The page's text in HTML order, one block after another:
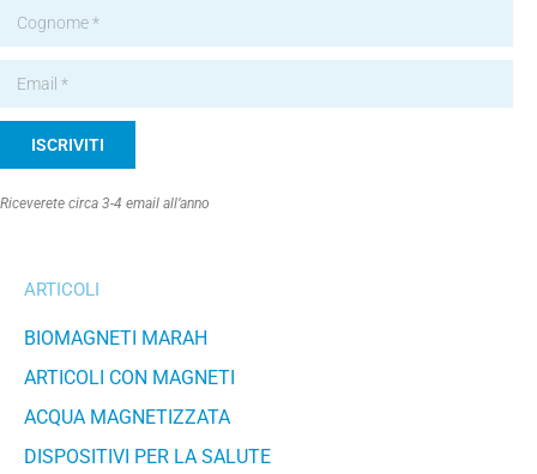
ISCRIVITI
Riceverete circa 3-4 email all’anno
ARTICOLI
BIOMAGNETI MARAH
ARTICOLI CON MAGNETI
ACQUA MAGNETIZZATA
DISPOSITIVI PER LA SALUTE